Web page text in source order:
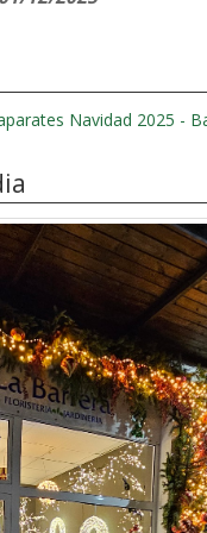
Navidad 2025 -